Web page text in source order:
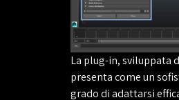
La plug-in, sviluppata
presenta come un
grado di adattarsi